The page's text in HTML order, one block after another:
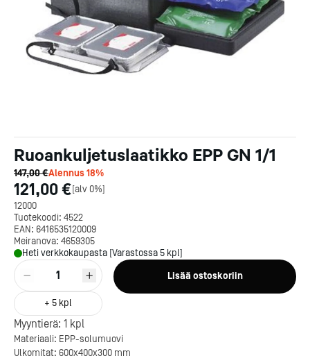
Ruoankuljetuslaatikko EPP GN 1/1
147,00 €Alennus18%
121,00 €[alv 0%]
12000
Tuotekoodi: 4522
EAN: 6416535120009
Meiranova: 4659305
Heti verkkokaupasta [Varastossa 5 kpl]
1
+ 5 kpl
Lisää ostoskoriin
Myyntierä: 1 kpl
Materiaali: EPP-solumuovi
Ulkomitat: 600x400x300 mm